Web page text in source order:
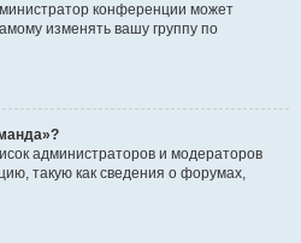
конференции может
изменять вашу группу по
администраторов и модераторов
такую как сведения о форумах,